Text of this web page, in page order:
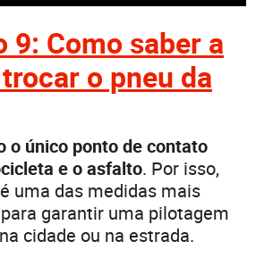
9: Como saber a
o pneu da
o único ponto de contato
e o asfalto. Por isso,
uma das medidas mais
garantir uma pilotagem
cidade ou na estrada.